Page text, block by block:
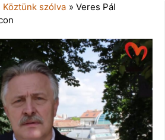
Köztünk szólva » Veres Pál